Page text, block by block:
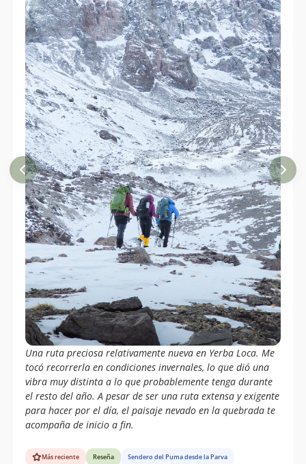
Una ruta preciosa relativamente nueva en Yerba Loca. Me
tocó recorrerla en condiciones invernales, lo que dió una
vibra muy distinta a lo que probablemente tenga durante
el resto del año. A pesar de ser una ruta extensa y exigente
para hacer por el día, el paisaje nevado en la quebrada te
acompaña de inicio a fin.
Más reciente Reseña Sendero del Puma desde la Parva